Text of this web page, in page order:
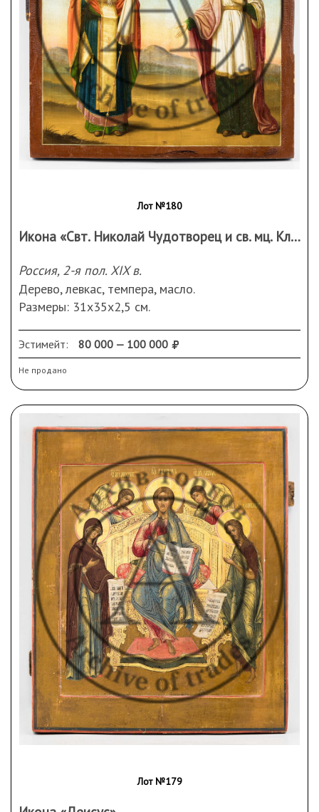
Лот №180
Икона «Свт. Николай Чудотворец и св. мц. Клавдия»
Россия, 2-я пол. XIX в.
Дерево, левкас, темпера, масло.
Размеры: 31х35х2,5 см.
реставрационные вмешательства (лак, фрагменты
иконы).
Эстимейт: 80 000 — 100 000
Не продано
Лот №179